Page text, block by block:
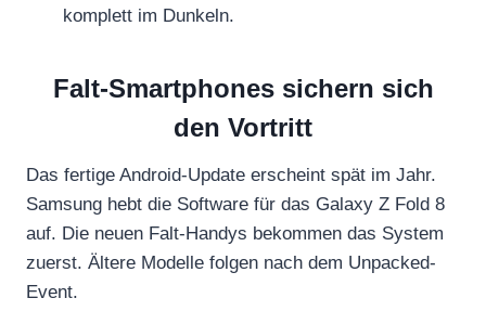
komplett im Dunkeln.
Falt-Smartphones sichern sich
den Vortritt
Das fertige Android-Update erscheint spät im Jahr.
Samsung hebt die Software für das Galaxy Z Fold 8
auf. Die neuen Falt-Handys bekommen das System
zuerst. Ältere Modelle folgen nach dem Unpacked-
Event.